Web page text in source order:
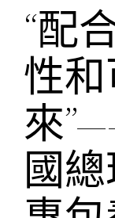
“配
性
來
國